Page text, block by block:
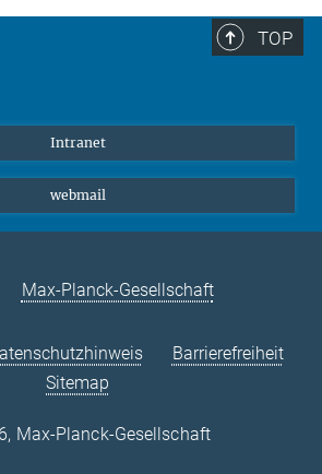
TOP
Intranet
webmail
Max-Planck-Gesellschaft
Barrierefreiheit
Sitemap
Max-Planck-Gesellschaft